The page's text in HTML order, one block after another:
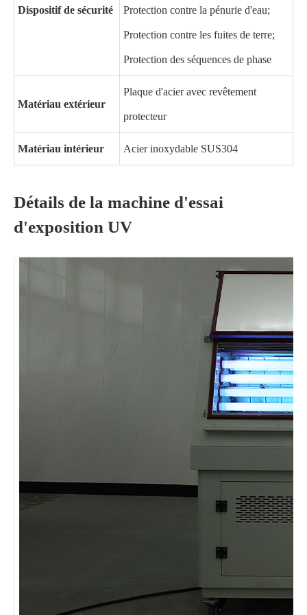
Dispositif de sécurité Protection contre la pénurie d'eau;
Protection contre les fuites de terre;
Protection des séquences de phase
Matériau extérieur
Plaque d'acier avec revêtement
protecteur
Matériau intérieur Acier inoxydable SUS304
Détails de la machine d'essai
d'exposition UV